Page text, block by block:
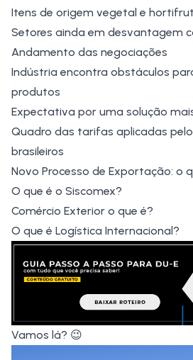
Itens de origem vegetal e
Setores ainda em desvantagem
Andamento das negociações
Indústria encontra obstáculos
produtos
Expectativa por uma solução
Quadro das tarifas aplicadas
brasileiros
Novo Processo de Exportação: o
O que é o Siscomex?
Comércio Exterior o que é?
O que é Logística Internacional?
Vamos lá? 😉